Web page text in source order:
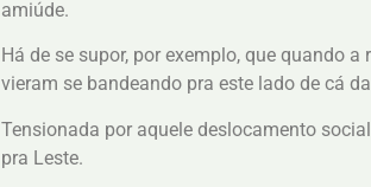
amiúde.
Há de se supor, por exemplo, que quando
vieram se bandeando pra este lado de cá
Tensionada por aquele deslocamento
pra Leste.